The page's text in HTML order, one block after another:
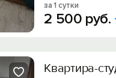
за 1 сутки
2 500 руб.
Квартира-